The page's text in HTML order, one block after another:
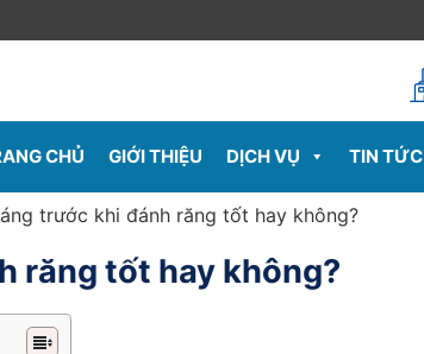
CHỦ GIỚI THIỆU DỊCH VỤ TIN TỨC
trước khi đánh răng tốt hay không?
răng tốt hay không?